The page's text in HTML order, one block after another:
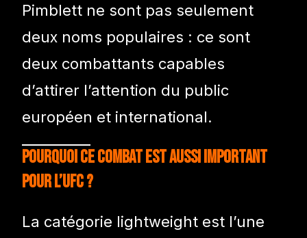
Pimblett ne sont pas seulement
deux noms populaires : ce sont
deux combattants capables
d’attirer l’attention du public
européen et international.
Pourquoi ce combat est aussi important
pour l’UFC ?
La catégorie lightweight est l’une